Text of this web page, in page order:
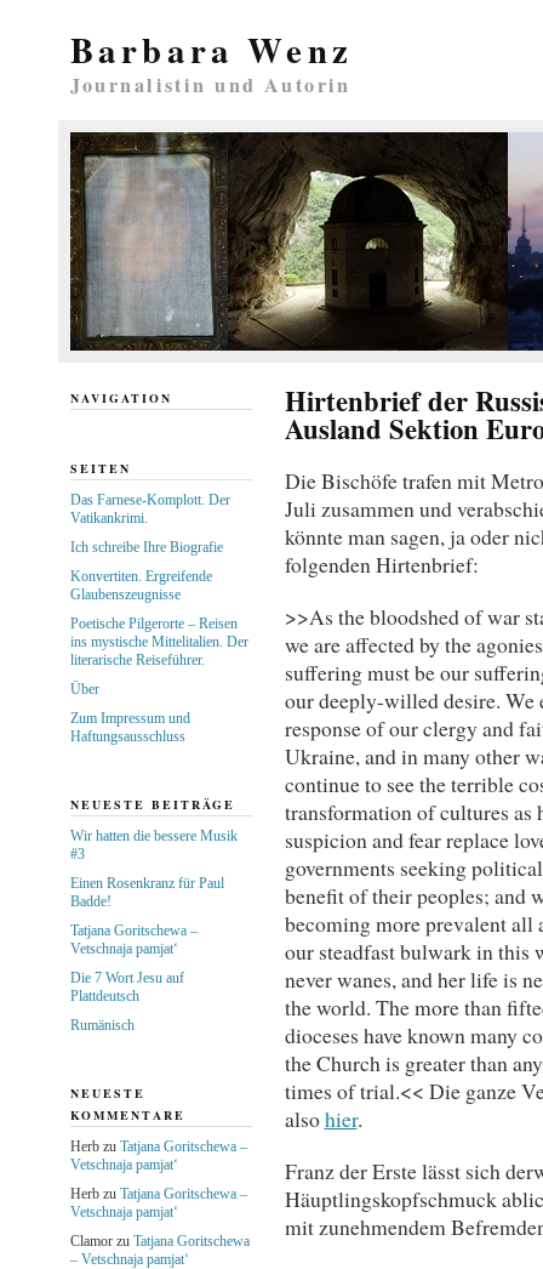
Barbara Wenz
Journalistin und Autorin
Hirtenbrief der
Ausland Sektion
Die Bischöfe trafen mit
Juli zusammen und
könnte man sagen, ja oder
folgenden Hirtenbrief:
>>As the bloodshed of war
we are affected by the
suffering must be our
our deeply-willed desire. We
response of our clergy and
Ukraine, and in many other
continue to see the terrible
transformation of cultures as
suspicion and fear replace
governments seeking
benefit of their peoples; and
becoming more prevalent all
our steadfast bulwark in this
never wanes, and her life is
the world. The more than
dioceses have known many
the Church is greater than
times of trial.<< Die ganze
alsohier.
Franz der Erste lässt sich
Häuptlingskopfschmuck
mit zunehmendem
NAVIGATION
SEITEN
Das Farnese-Komplott. Der
Vatikankrimi.
Ich schreibe Ihre Biografie
Konvertiten. Ergreifende
Glaubenszeugnisse
Poetische Pilgerorte – Reisen
ins mystische Mittelitalien. Der
literarische Reiseführer.
Über
Zum Impressum und
Haftungsausschluss
NEUESTE BEITRÄGE
Wir hatten die bessere Musik
#3
Einen Rosenkranz für Paul
Badde!
Tatjana Goritschewa –
Vetschnaja pamjat‘
Die 7 Wort Jesu auf
Plattdeutsch
Rumänisch
NEUESTE
KOMMENTARE
Herbzu Tatjana Goritschewa –
Vetschnaja pamjat‘
Herbzu Tatjana Goritschewa –
Vetschnaja pamjat‘
Clamorzu Tatjana Goritschewa
– Vetschnaja pamjat‘